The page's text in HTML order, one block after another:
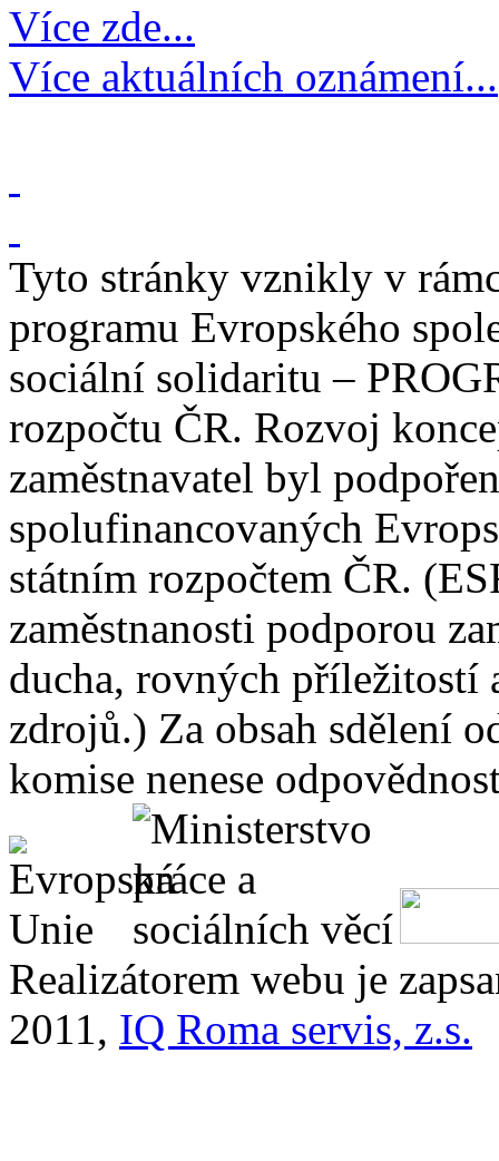
Více zde...
Více aktuálních oznámení...
Tyto stránky vznikly v
programu Evropského
sociální solidaritu –
rozpočtu ČR. Rozvoj
zaměstnavatel byl
spolufinancovaných
státním rozpočtem ČR.
zaměstnanosti podporou
ducha, rovných příležitostí
zdrojů.) Za obsah sdělení
komise nenese
Realizátorem webu je
2011, IQ Roma servis, z.s.